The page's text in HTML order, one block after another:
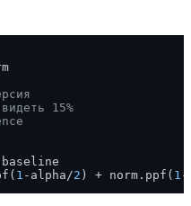
15%
1 -alpha/2 ) + norm.ppf( 1